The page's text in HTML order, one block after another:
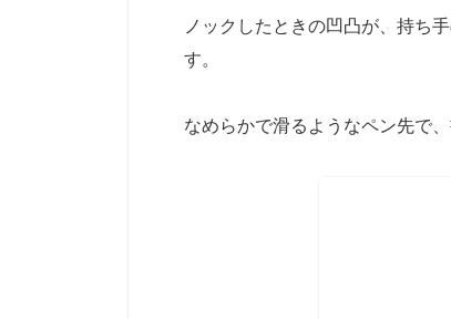
ノックしたときの凹凸が、持ち
す。
なめらかで滑るようなペン先で